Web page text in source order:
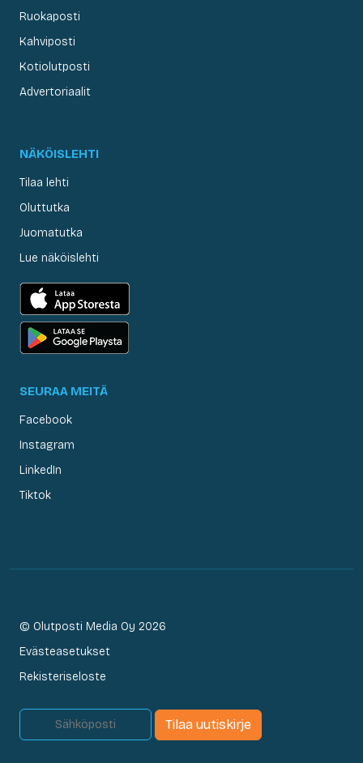
Ruokaposti
Kahviposti
Kotiolutposti
Advertoriaalit
NÄKÖISLEHTI
Tilaa lehti
Oluttutka
Juomatutka
Lue näköislehti
SEURAA MEITÄ
Facebook
Instagram
LinkedIn
Tiktok
© Olutposti Media Oy 2026
Evästeasetukset
Rekisteriseloste
Tilaa uutiskirje